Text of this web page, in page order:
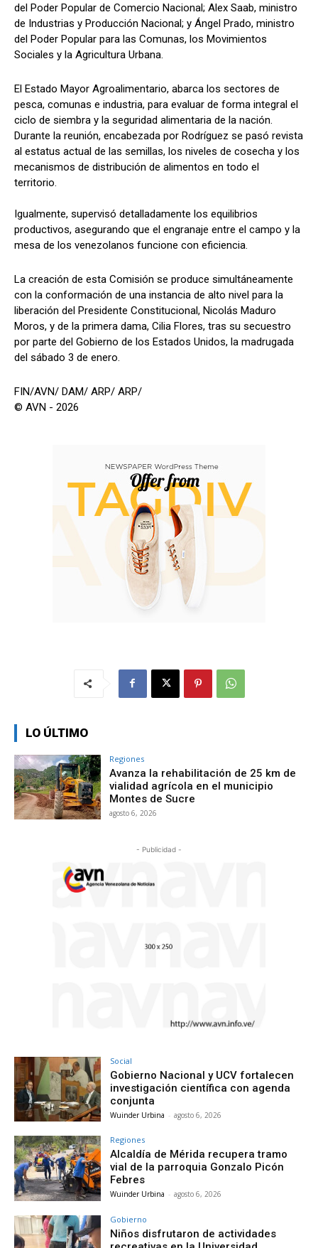
del Poder Popular de Comercio Nacional; Alex Saab, ministro
de Industrias y Producción Nacional; y Ángel Prado, ministro
del Poder Popular para las Comunas, los Movimientos
Sociales y la Agricultura Urbana.
El Estado Mayor Agroalimentario, abarca los sectores de
pesca, comunas e industria, para evaluar de forma integral el
ciclo de siembra y la seguridad alimentaria de la nación.
Durante la reunión, encabezada por Rodríguez se pasó revista
al estatus actual de las semillas, los niveles de cosecha y los
mecanismos de distribución de alimentos en todo el
territorio.
Igualmente, supervisó detalladamente los equilibrios
productivos, asegurando que el engranaje entre el campo y la
mesa de los venezolanos funcione con eficiencia.
La creación de esta Comisión se produce simultáneamente
con la conformación de una instancia de alto nivel para la
liberación del Presidente Constitucional, Nicolás Maduro
Moros, y de la primera dama, Cilia Flores, tras su secuestro
por parte del Gobierno de los Estados Unidos, la madrugada
del sábado 3 de enero.
FIN/AVN/ DAM/ ARP/ ARP/
© AVN - 2026
LO ÚLTIMO
Regiones
Avanza la rehabilitación de 25 km de
vialidad agrícola en el municipio
Montes de Sucre
agosto 6, 2026
- Publicidad -
Social
Gobierno Nacional y UCV fortalecen
investigación científica con agenda
conjunta
Wuinder Urbina - agosto 6, 2026
Regiones
Alcaldía de Mérida recupera tramo
vial de la parroquia Gonzalo Picón
Febres
Wuinder Urbina - agosto 6, 2026
Gobierno
Niños disfrutaron de actividades